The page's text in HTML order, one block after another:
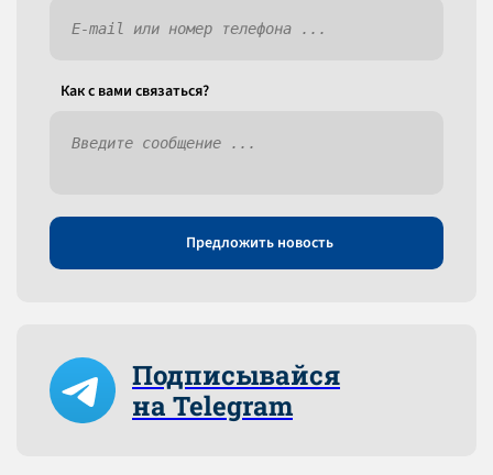
Как c вами связаться?
Предложить новость
Подписывайся
на Telegram